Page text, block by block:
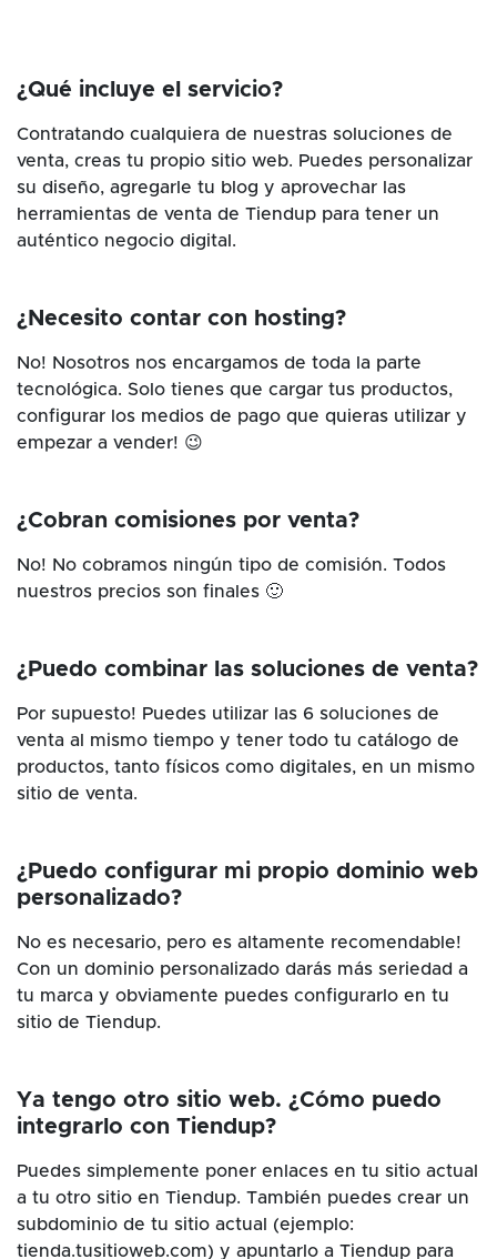
¿Qué incluye el servicio?
Contratando cualquiera de nuestras soluciones de
venta, creas tu propio sitio web. Puedes personalizar
su diseño, agregarle tu blog y aprovechar las
herramientas de venta de Tiendup para tener un
auténtico negocio digital.
¿Necesito contar con hosting?
No! Nosotros nos encargamos de toda la parte
tecnológica. Solo tienes que cargar tus productos,
configurar los medios de pago que quieras utilizar y
empezar a vender! 😉
¿Cobran comisiones por venta?
No! No cobramos ningún tipo de comisión. Todos
nuestros precios son finales 🙂
¿Puedo combinar las soluciones de venta?
Por supuesto! Puedes utilizar las 6 soluciones de
venta al mismo tiempo y tener todo tu catálogo de
productos, tanto físicos como digitales, en un mismo
sitio de venta.
¿Puedo configurar mi propio dominio web
personalizado?
No es necesario, pero es altamente recomendable!
Con un dominio personalizado darás más seriedad a
tu marca y obviamente puedes configurarlo en tu
sitio de Tiendup.
Ya tengo otro sitio web. ¿Cómo puedo
integrarlo con Tiendup?
Puedes simplemente poner enlaces en tu sitio actual
a tu otro sitio en Tiendup. También puedes crear un
subdominio de tu sitio actual (ejemplo:
tienda.tusitioweb.com) y apuntarlo a Tiendup para